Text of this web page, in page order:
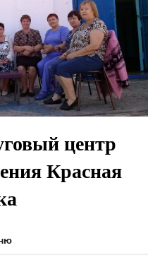
центр
Красная